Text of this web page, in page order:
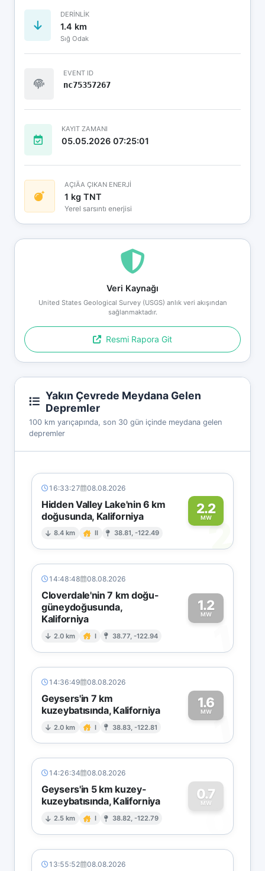
DERINLIK
1.4 km
Sığ Odak
EVENT ID
nc75357267
KAYIT ZAMANI
05.05.2026 07:25:01
AÇIÄA ÇIKAN ENERJİ
1 kg TNT
Yerel sarsıntı enerjisi
Veri Kaynağı
United States Geological Survey (USGS) anlık veri akışından
sağlanmaktadır.
Resmi Rapora Git
Yakın Çevrede Meydana Gelen
Depremler
100 km yarıçapında, son 30 gün içinde meydana gelen
depremler
16:33:27 08.08.2026
Hidden Valley Lake'nin 6 km
doğusunda, Kaliforniya
8.4 km II 38.81, -122.49
2.2
MW2
14:48:48 08.08.2026
Cloverdale'nin 7 km doğu-
güneydoğusunda,
Kaliforniya
2.0 km I 38.77, -122.94
1.2
MW
1
14:36:49 08.08.2026
Geysers'in 7 km
kuzeybatısında, Kaliforniya
2.0 km I 38.83, -122.81
1.6
MW1
14:26:34 08.08.2026
Geysers'in 5 km kuzey-
kuzeybatısında, Kaliforniya
2.5 km I 38.82, -122.79
0.7
MW
0
13:55:52 08.08.2026